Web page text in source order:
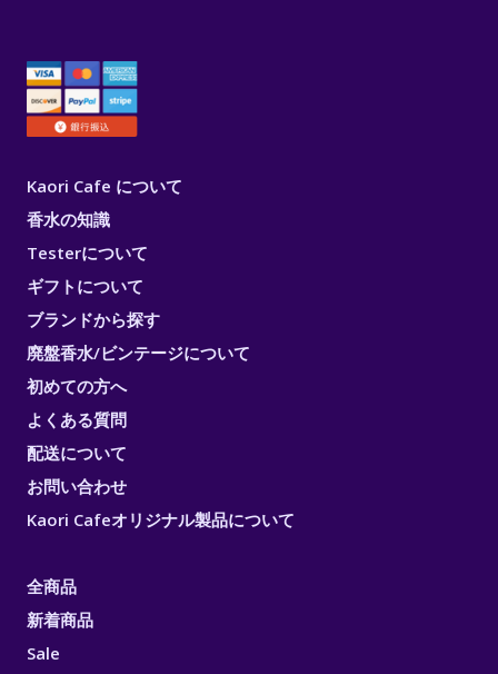
Kaori Cafe について
香水の知識
Testerについて
ギフトについて
ブランドから探す
廃盤香水/ビンテージについて
初めての方へ
よくある質問
配送について
お問い合わせ
Kaori Cafeオリジナル製品について
全商品
新着商品
Sale